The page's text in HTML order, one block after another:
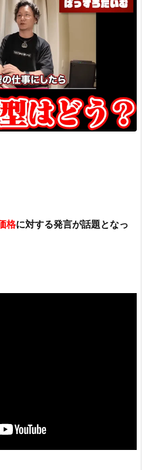
格に対する発言が話題となっ